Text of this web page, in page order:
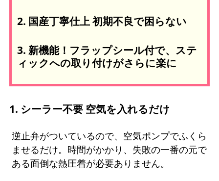
2. 国産丁寧仕上 初期不良で困らない
3. 新機能！フラップシール付で、ステ
ィックへの取り付けがさらに楽に
1. シーラー不要 空気を入れるだけ
逆止弁がついているので、空気ポンプでふくら
ませるだけ。時間がかかり、失敗の一番の元で
ある面倒な熱圧着が必要ありません。